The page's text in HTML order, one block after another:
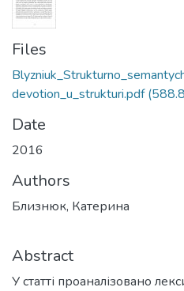
Files
devotion_u_strukturi.pdf
Date
2016
Authors
Близнюк, Катерина
Abstract
У статті проаналізовано